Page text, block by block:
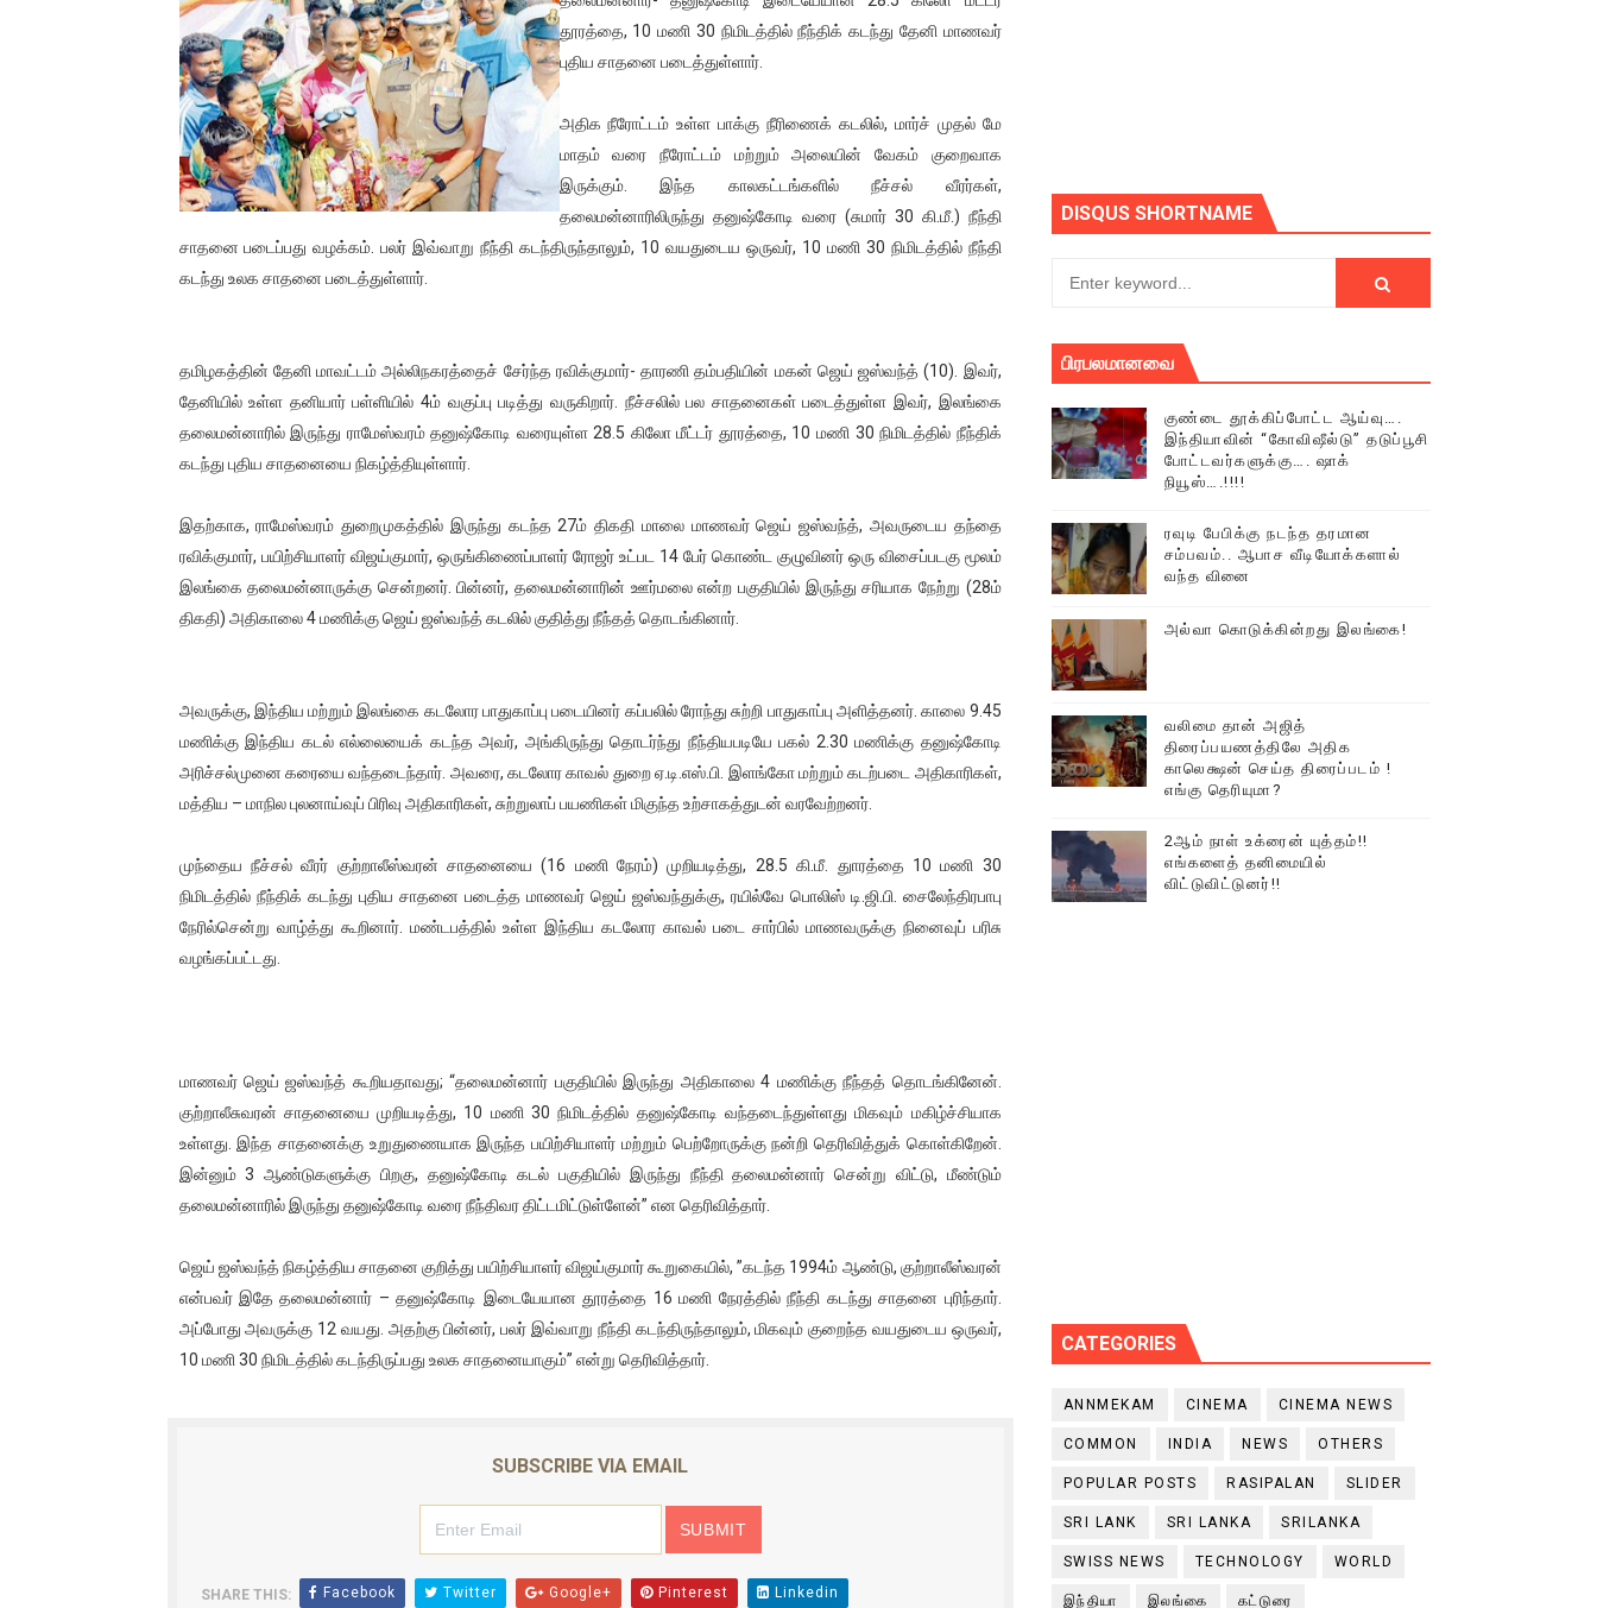
01/11/2021 Scotland ல் நடைபெறும் கண்டனப் போராட்டத்திற்கு கலந்துகொள்ளுமாறு அன்புரிமையோடு அழைக்கின்றோம்.
பாலச்சந்திரன் மற்றும் தன்னிடம் படித்த மாணவர்கள் தொடர்பில் நாடாளுமன்றத்தில் பகிரங்க கேள்வி
பிரிட்டனால் கடத்தப்படும் நிலையில் இலங்கைத் தமிழ் குடும்பம்!! நடந்தது என்ன
வர்ராரு...வர்ராரு... அண்ணாத்த : ரஜினிக்காக இலங்கை பாடலாசிரியர் வெளியிட்ட...
கைது செய்யப்பட்ட இளைஞன் உயிரிழப்பு - கொதித்தெழுந்த பிரதேசவாசிகள்!
தடுப்பூசியை பெற்றுக் கொள்ளக் கூடிய இடங்கள்...
பிரபல நடிகை தூக்கிட்டு தற்கொலை!
வடிவேலுவுக்கு நீதிமன்றம் விதித்துள்ள அதிரடி உத்தரவு!
ஐ.நா முன்றலில் சீரற்ற காலநிலையிலும் தமிழின அழிப்பிற்கு நீதி கேட்டு நடைபெற்ற கவனயீர்ப்புப் போராட்டத்தில் திரண்ட தமிழ்மக்கள்!!
இளையராஜா – கமல் அவசர சந்திப்பு (படங்கள், விடியோ)
32 CM விநோத கன்றுக்குட்டி! (வீடியோ)
வலிமை தான் அஜித் திரைப்பயணத்திலே அதிக காலெக்ஷன் செய்த திரைப்படம் ! எங்கு தெரியுமா?
தூரத்தை, 10 மணி 30 நிமிடத்தில் நீந்திக் கடந்து தேனி மாணவர்
புதிய சாதனை படைத்துள்ளார்.
அதிக நீரோட்டம் உள்ள பாக்கு நீரிணைக் கடலில், மார்ச் முதல் மே
மாதம் வரை நீரோட்டம் மற்றும் அலையின் வேகம் குறைவாக
இருக்கும். இந்த காலகட்டங்களில் நீச்சல் வீரர்கள்,
தலைமன்னாரிலிருந்து தனுஷ்கோடி வரை (சுமார் 30 கி.மீ.) நீந்தி
சாதனை படைப்பது வழக்கம். பலர் இவ்வாறு நீந்தி கடந்திருந்தாலும், 10 வயதுடைய ஒருவர், 10 மணி 30 நிமிடத்தில் நீந்தி
கடந்து உலக சாதனை படைத்துள்ளார்.
தமிழகத்தின் தேனி மாவட்டம் அல்லிநகரத்தைச் சேர்ந்த ரவிக்குமார்- தாரணி தம்பதியின் மகன் ஜெய் ஜஸ்வந்த் (10). இவர்,
தேனியில் உள்ள தனியார் பள்ளியில் 4ம் வகுப்பு படித்து வருகிறார். நீச்சலில் பல சாதனைகள் படைத்துள்ள இவர், இலங்கை
தலைமன்னாரில் இருந்து ராமேஸ்வரம் தனுஷ்கோடி வரையுள்ள 28.5 கிலோ மீட்டர் தூரத்தை, 10 மணி 30 நிமிடத்தில் நீந்திக்
கடந்து புதிய சாதனையை நிகழ்த்தியுள்ளார்.
இதற்காக, ராமேஸ்வரம் துறைமுகத்தில் இருந்து கடந்த 27ம் திகதி மாலை மாணவர் ஜெய் ஜஸ்வந்த், அவருடைய தந்தை
ரவிக்குமார், பயிற்சியாளர் விஜய்குமார், ஒருங்கிணைப்பாளர் ரோஜர் உட்பட 14 பேர் கொண்ட குழுவினர் ஒரு விசைப்படகு மூலம்
இலங்கை தலைமன்னாருக்கு சென்றனர். பின்னர், தலைமன்னாரின் ஊர்மலை என்ற பகுதியில் இருந்து சரியாக நேற்று (28ம்
திகதி) அதிகாலை 4 மணிக்கு ஜெய் ஜஸ்வந்த் கடலில் குதித்து நீந்தத் தொடங்கினார்.
அவருக்கு, இந்திய மற்றும் இலங்கை கடலோர பாதுகாப்பு படையினர் கப்பலில் ரோந்து சுற்றி பாதுகாப்பு அளித்தனர். காலை 9.45
மணிக்கு இந்திய கடல் எல்லையைக் கடந்த அவர், அங்கிருந்து தொடர்ந்து நீந்தியபடியே பகல் 2.30 மணிக்கு தனுஷ்கோடி
அரிச்சல்முனை கரையை வந்தடைந்தார். அவரை, கடலோர காவல் துறை ஏ.டி.எஸ்.பி. இளங்கோ மற்றும் கடற்படை அதிகாரிகள்,
மத்திய – மாநில புலனாய்வுப் பிரிவு அதிகாரிகள், சுற்றுலாப் பயணிகள் மிகுந்த உற்சாகத்துடன் வரவேற்றனர்.
முந்தைய நீச்சல் வீரர் குற்றாலீஸ்வரன் சாதனையை (16 மணி நேரம்) முறியடித்து, 28.5 கி.மீ. துாரத்தை 10 மணி 30
நிமிடத்தில் நீந்திக் கடந்து புதிய சாதனை படைத்த மாணவர் ஜெய் ஜஸ்வந்துக்கு, ரயில்வே பொலிஸ் டி.ஜி.பி. சைலேந்திரபாபு
நேரில்சென்று வாழ்த்து கூறினார். மண்டபத்தில் உள்ள இந்திய கடலோர காவல் படை சார்பில் மாணவருக்கு நினைவுப் பரிசு
வழங்கப்பட்டது.
மாணவர் ஜெய் ஜஸ்வந்த் கூறியதாவது; “தலைமன்னார் பகுதியில் இருந்து அதிகாலை 4 மணிக்கு நீந்தத் தொடங்கினேன்.
குற்றாலீசுவரன் சாதனையை முறியடித்து, 10 மணி 30 நிமிடத்தில் தனுஷ்கோடி வந்தடைந்துள்ளது மிகவும் மகிழ்ச்சியாக
உள்ளது. இந்த சாதனைக்கு உறுதுணையாக இருந்த பயிற்சியாளர் மற்றும் பெற்றோருக்கு நன்றி தெரிவித்துக் கொள்கிறேன்.
இன்னும் 3 ஆண்டுகளுக்கு பிறகு, தனுஷ்கோடி கடல் பகுதியில் இருந்து நீந்தி தலைமன்னார் சென்று விட்டு, மீண்டும்
தலைமன்னாரில் இருந்து தனுஷ்கோடி வரை நீந்திவர திட்டமிட்டுள்ளேன்” என தெரிவித்தார்.
ஜெய் ஜஸ்வந்த் நிகழ்த்திய சாதனை குறித்து பயிற்சியாளர் விஜய்குமார் கூறுகையில், ”கடந்த 1994ம் ஆண்டு, குற்றாலீஸ்வரன்
என்பவர் இதே தலைமன்னார் – தனுஷ்கோடி இடையேயான தூரத்தை 16 மணி நேரத்தில் நீந்தி கடந்து சாதனை புரிந்தார்.
அப்போது அவருக்கு 12 வயது. அதற்கு பின்னர், பலர் இவ்வாறு நீந்தி கடந்திருந்தாலும், மிகவும் குறைந்த வயதுடைய ஒருவர்,
10 மணி 30 நிமிடத்தில் கடந்திருப்பது உலக சாதனையாகும்” என்று தெரிவித்தார்.
SUBSCRIBE VIA EMAIL
SHARE THIS: Facebook Twitter Google+ Pinterest Linkedin
DISQUS SHORTNAME
பிரபலமானவை
குண்டை தூக்கிப்போட்ட ஆய்வு….
இந்தியாவின் “கோவிஷீல்டு” தடுப்பூசி
போட்டவர்களுக்கு…. ஷாக்
நியூஸ்….!!!!
ரவுடி பேபிக்கு நடந்த தரமான
சம்பவம்.. ஆபாச வீடியோக்களால்
வந்த வினை
அல்வா கொடுக்கின்றது இலங்கை!
வலிமை தான் அஜித்
திரைப்பயணத்திலே அதிக
காலெக்ஷன் செய்த திரைப்படம் !
எங்கு தெரியுமா?
2ஆம் நாள் உக்ரைன் யுத்தம்!!
எங்களைத் தனிமையில்
விட்டுவிட்டுனர்!!
CATEGORIES
ANNMEKAM CINEMA CINEMA NEWS
COMMON INDIA NEWS OTHERS
POPULAR POSTS RASIPALAN SLIDER
SRI LANK SRI LANKA SRILANKA
SWISS NEWS TECHNOLOGY WORLD
இந்தியா இலங்கை கட்டுரை